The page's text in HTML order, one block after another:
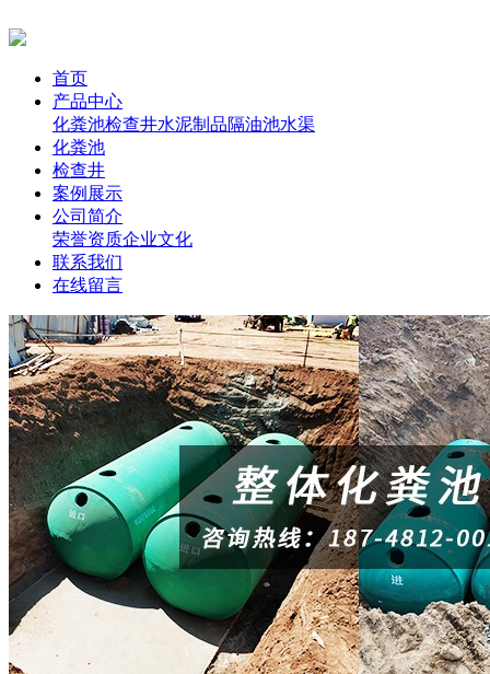
首页
产品中心
化粪池检查井水泥制品隔油池水渠
化粪池
检查井
案例展示
公司简介
荣誉资质企业文化
联系我们
在线留言